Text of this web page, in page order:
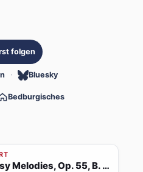
folgen
Bluesky
Bedburgisches
Dvořák: 7 Gipsy Melodies, Op. 55, B. 104: No. 4, Als die alte Mutter (Transcr. for Trumpet and Orchestra)